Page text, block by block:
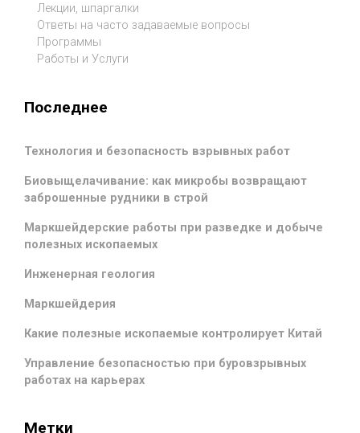
Лекции, шпаргалки
Ответы на часто задаваемые вопросы
Программы
Работы и Услуги
Последнее
Технология и безопасность взрывных работ
Биовыщелачивание: как микробы возвращают
заброшенные рудники в строй
Маркшейдерские работы при разведке и добыче
полезных ископаемых
Инженерная геология
Маркшейдерия
Какие полезные ископаемые контролирует Китай
Управление безопасностью при буровзрывных
работах на карьерах
Метки